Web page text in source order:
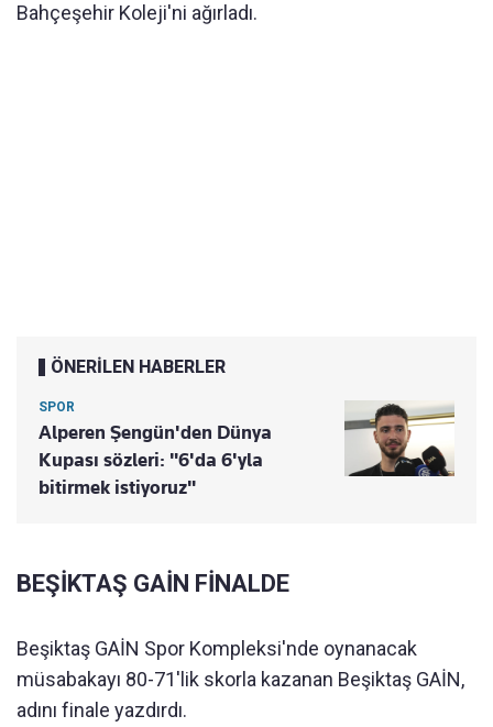
Bahçeşehir Koleji'ni ağırladı.
ÖNERİLEN HABERLER
SPOR
Alperen Şengün'den Dünya
Kupası sözleri: "6'da 6'yla
bitirmek istiyoruz"
BEŞİKTAŞ GAİN FİNALDE
Beşiktaş GAİN Spor Kompleksi'nde oynanacak
müsabakayı 80-71'lik skorla kazanan Beşiktaş GAİN,
adını finale yazdırdı.